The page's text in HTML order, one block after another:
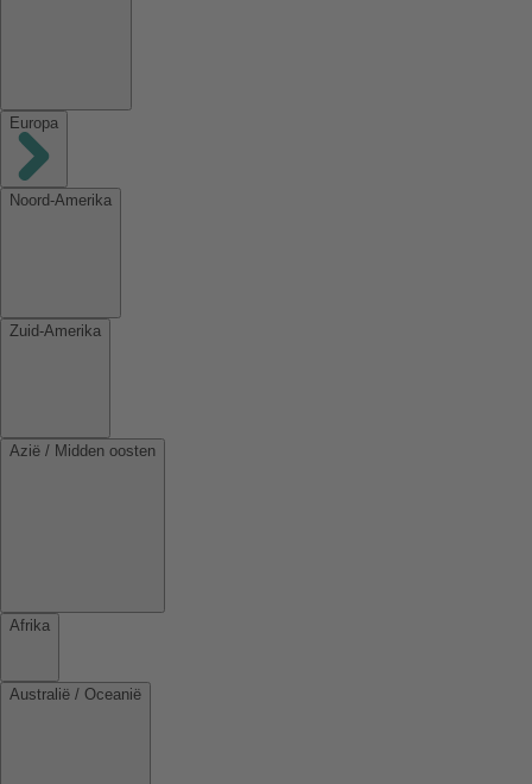
Europa
Noord-Amerika
Zuid-Amerika
Azië / Midden oosten
Afrika
Australië / Oceanië